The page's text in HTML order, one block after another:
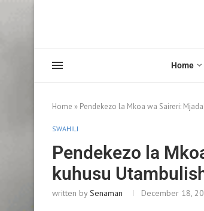
Home
Home » Pendekezo la Mkoa wa Saireri:
SWAHILI
Pendekezo la
kuhusu
written bySenaman December 18,